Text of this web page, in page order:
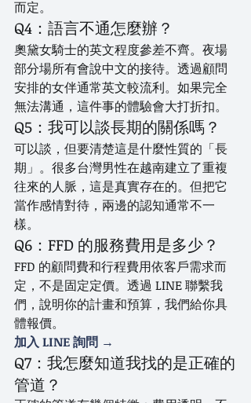
而定。
Q4：語言不通怎麼辦？
奧黛女騎士的英文程度參差不齊。夜場
部分場所有會說中文的接待。透過顧問
安排的女伴通常英文較流利。如果完全
無法溝通，這件事的體驗會大打折扣。
Q5：我可以談長期的關係嗎？
可以談，但要清楚這是什麼性質的「長
期」。很多台灣男性在越南建立了重複
往來的人脈，這是真實存在的。但把它
當作感情對待，兩邊的認知通常不一
樣。
Q6：FFD 的服務費用是多少？
FFD 的顧問費和行程費用依客戶需求而
定，不是固定定價。透過 LINE 聯繫我
們，說明你的計畫和預算，我們給你具
體報價。
加入 LINE 詢問 →
Q7：我怎麼知道我找的是正確的
管道？